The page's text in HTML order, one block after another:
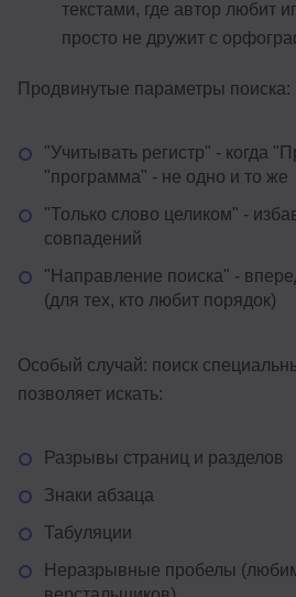
текстами, где автор любит
просто не дружит с
Продвинутые параметры поиска:
"Учитывать регистр" - когда
"программа" - не одно и то же
"Только слово целиком" -
совпадений
"Направление поиска" -
(для тех, кто любит порядок)
Особый случай: поиск
позволяет искать:
Разрывы страниц и разделов
Знаки абзаца
Табуляции
Неразрывные пробелы